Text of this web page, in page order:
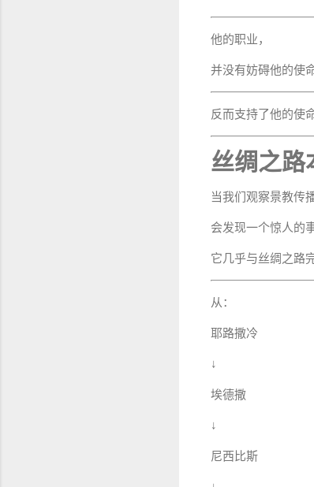
他的职业，
并没有妨碍他的使命
反而支持了他的使命
丝绸之路
当我们观察景教传
会发现一个惊人的
它几乎与丝绸之路
从：
耶路撒冷
↓
埃德撒
↓
尼西比斯